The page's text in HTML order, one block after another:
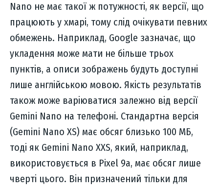
Nano не має такої ж потужності, як версії, що
працюють у хмарі, тому слід очікувати певних
обмежень. Наприклад, Google зазначає, що
укладення може мати не більше трьох
пунктів, а описи зображень будуть доступні
лише англійською мовою. Якість результатів
також може варіюватися залежно від версії
Gemini Nano на телефоні. Стандартна версія
(Gemini Nano XS) має обсяг близько 100 МБ,
тоді як Gemini Nano XXS, який, наприклад,
використовується в Pixel 9a, має обсяг лише
чверті цього. Він призначений тільки для